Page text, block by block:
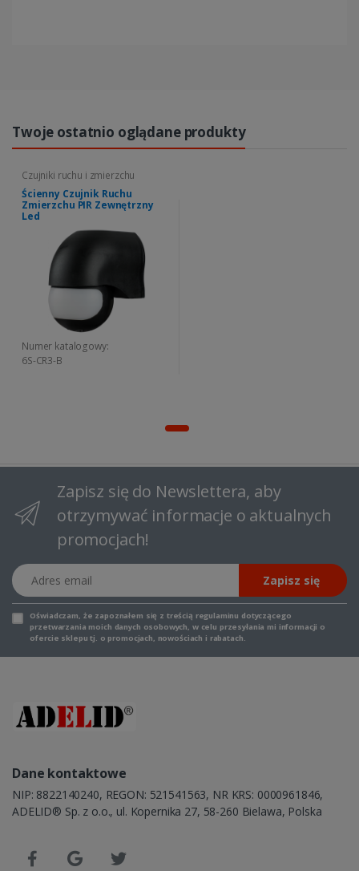
Twoje ostatnio oglądane produkty
Czujniki ruchu i zmierzchu
Ścienny Czujnik Ruchu
Zmierzchu PIR Zewnętrzny
Led
Numer katalogowy:
6S-CR3-B
Zapisz się do Newslettera, aby
otrzymywać informacje o aktualnych
promocjach!
Adres email
Zapisz się
Oświadczam, że zapoznałem się z treścią regulaminu dotyczącego
przetwarzania moich danych osobowych, w celu przesyłania mi informacji o
ofercie sklepu tj. o promocjach, nowościach i rabatach.
Dane kontaktowe
NIP: 8822140240, REGON: 521541563, NR KRS: 0000961846,
ADELID® Sp. z o.o., ul. Kopernika 27, 58-260 Bielawa, Polska